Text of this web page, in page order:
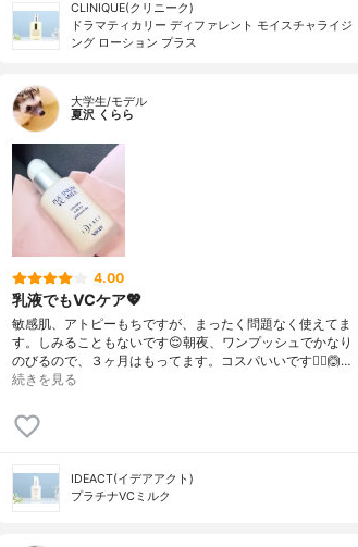
CLINIQUE(クリニーク)
ドラマティカリー ディファレント モイスチャライジ
ング ローション プラス
大学生/モデル
夏沢 くらら
4.00
乳液でもVCケア💖
敏感肌、アトピーもちですが、まったく問題なく使えてま
す。しみることもないです😌朝夜、ワンプッシュでかなり
のびるので、３ヶ月はもってます。コスパいいです🙆‍♀️🙆…
続きを見る
IDEACT(イデアアクト)
プラチナVCミルク